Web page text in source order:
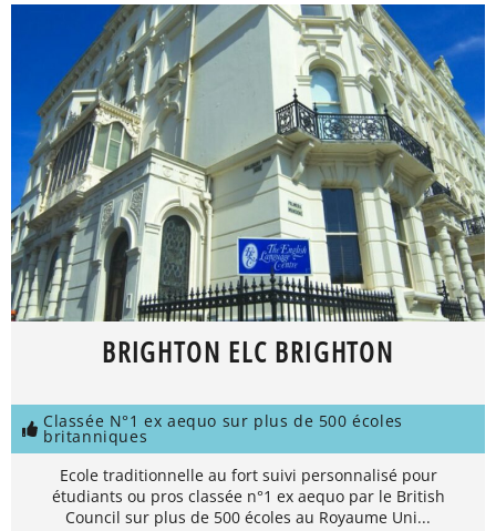
BRIGHTON ELC BRIGHTON
Classée N°1 ex aequo sur plus de 500 écoles
britanniques
Ecole traditionnelle au fort suivi personnalisé pour
étudiants ou pros classée n°1 ex aequo par le British
Council sur plus de 500 écoles au Royaume Uni...